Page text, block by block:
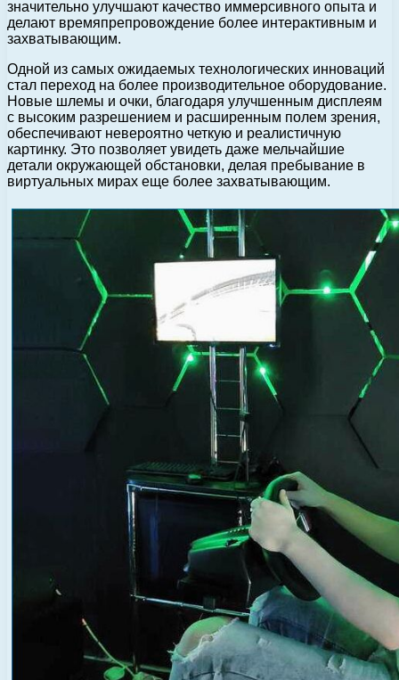
значительно улучшают качество иммерсивного опыта и
делают времяпрепровождение более интерактивным и
захватывающим.
Одной из самых ожидаемых технологических инноваций
стал переход на более производительное оборудование.
Новые шлемы и очки, благодаря улучшенным дисплеям
с высоким разрешением и расширенным полем зрения,
обеспечивают невероятно четкую и реалистичную
картинку. Это позволяет увидеть даже мельчайшие
детали окружающей обстановки, делая пребывание в
виртуальных мирах еще более захватывающим.